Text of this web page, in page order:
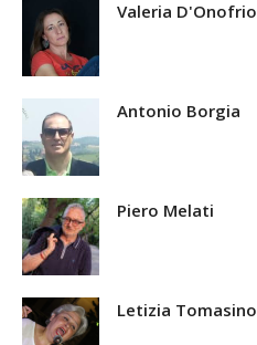
Valeria D'Onofrio
Antonio Borgia
Piero Melati
Letizia Tomasino